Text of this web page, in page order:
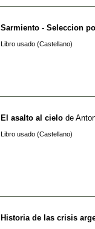
Sarmiento - Seleccion
Libro usado (Castellano)
El asalto al cielo de
Libro usado (Castellano)
Historia de las crisis